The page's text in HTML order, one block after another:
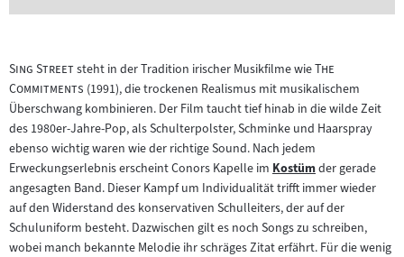
"
Sing Street"steht in der Tradition irischer Musikfilme wie"
The
Commitments "(1991), die trockenen Realismus mit musikalischem
Überschwang kombinieren. Der Film taucht tief hinab in die wilde Zeit
des 1980er-Jahre-Pop, als Schulterpolster, Schminke und Haarspray
ebenso wichtig waren wie der richtige Sound. Nach jedem
Erweckungserlebnis erscheint Conors Kapelle im Zum
Inhalt:
Kostümder gerade
angesagten Band. Dieser Kampf um Individualität trifft immer wieder
auf den Widerstand des konservativen Schulleiters, der auf der
Schuluniform besteht. Dazwischen gilt es noch Songs zu schreiben,
wobei manch bekannte Melodie ihr schräges Zitat erfährt. Für die wenig